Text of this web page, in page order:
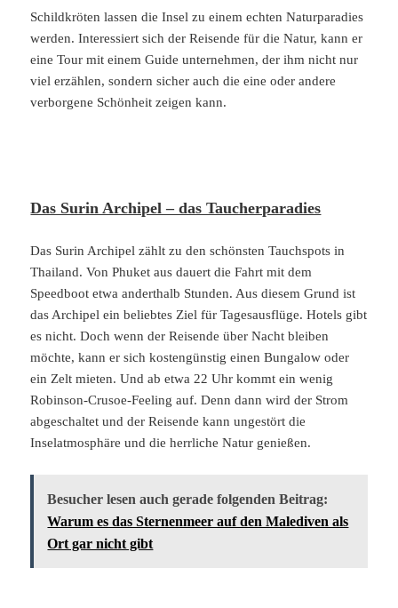
Schildkröten lassen die Insel zu einem echten Naturparadies
werden. Interessiert sich der Reisende für die Natur, kann er
eine Tour mit einem Guide unternehmen, der ihm nicht nur
viel erzählen, sondern sicher auch die eine oder andere
verborgene Schönheit zeigen kann.
Das Surin Archipel – das Taucherparadies
Das Surin Archipel zählt zu den schönsten Tauchspots in
Thailand. Von Phuket aus dauert die Fahrt mit dem
Speedboot etwa anderthalb Stunden. Aus diesem Grund ist
das Archipel ein beliebtes Ziel für Tagesausflüge. Hotels gibt
es nicht. Doch wenn der Reisende über Nacht bleiben
möchte, kann er sich kostengünstig einen Bungalow oder
ein Zelt mieten. Und ab etwa 22 Uhr kommt ein wenig
Robinson-Crusoe-Feeling auf. Denn dann wird der Strom
abgeschaltet und der Reisende kann ungestört die
Inselatmosphäre und die herrliche Natur genießen.
Besucher lesen auch gerade folgenden Beitrag:
Warum es das Sternenmeer auf den Malediven als
Ort gar nicht gibt